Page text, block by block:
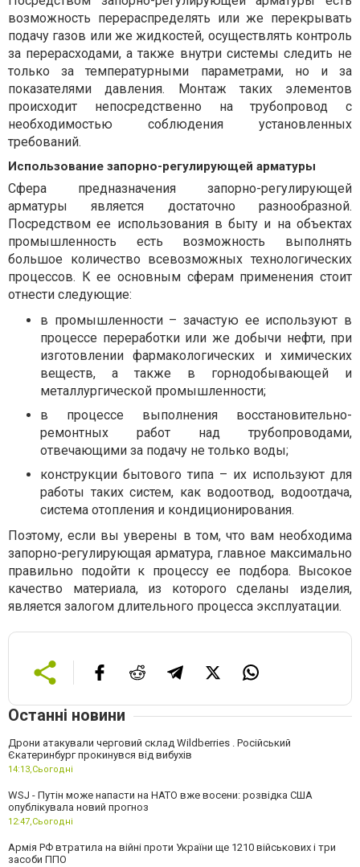
возможность перераспределять или же перекрывать
подачу газов или же жидкостей, осуществлять контроль
за перерасходами, а также внутри системы следить не
только за температурными параметрами, но и за
показателями давления. Монтаж таких элементов
происходит непосредственно на трубопровод с
необходимостью соблюдения установленных
требований.
Использование запорно-регулирующей арматуры
Сфера предназначения запорно-регулирующей
арматуры является достаточно разнообразной.
Посредством ее использования в быту и на объектах
промышленность есть возможность выполнять
большое количество всевозможных технологических
процессов. К ее основным сферам применения стоит
отнести следующие:
в промышленности – зачастую ее используют в
процессе переработки или же добычи нефти, при
изготовлении фармакологических и химических
веществ, а также в горнодобывающей и
металлургической промышленности;
в процессе выполнения восстановительно-
ремонтных работ над трубопроводами,
отвечающими за подачу не только воды;
конструкции бытового типа – их используют для
работы таких систем, как водоотвод, водоотдача,
система отопления и кондиционирования.
Поэтому, если вы уверены в том, что вам необходима
запорно-регулирующая арматура, главное максимально
правильно подойти к процессу ее подбора. Высокое
качество материала, из которого сделаны изделия,
является залогом длительного процесса эксплуатации.
Останні новини
Дрони атакували черговий склад Wildberries . Російський
Єкатеринбург прокинувся від вибухів
14:13,Сьогодні
WSJ - Путін може напасти на НАТО вже восени: розвідка США
опублікувала новий прогноз
12:47,Сьогодні
Армія РФ втратила на війні проти України ще 1210 військових і три
засоби ППО